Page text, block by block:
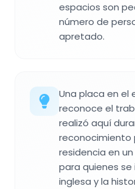
espacios son
número de
apretado.
Una placa en el
reconoce el
realizó aquí
reconocimiento
residencia en
para quienes
inglesa y la